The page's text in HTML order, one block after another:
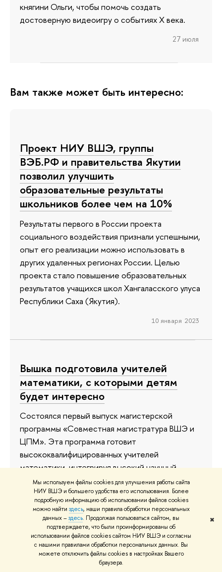
Мы используем файлы cookies для улучшения работы сайта
НИУ ВШЭ и большего удобства его использования. Более
подробную информацию об использовании файлов cookies
можно найти здесь, наши правила обработки персональных
данных –здесь. Продолжая пользоваться сайтом, вы
подтверждаете, что были проинформированы об
использовании файлов cookies сайтом НИУ ВШЭ и согласны
с нашими правилами обработки персональных данных. Вы
можете отключить файлы cookies в настройках Вашего
браузера.
✖
княгини Ольги, чтобы помочь создать
достоверную видеоигру о событиях X века.
27 июля
Вам также может быть интересно:
Проект НИУ ВШЭ, группы
ВЭБ.РФ и правительства Якутии
позволил улучшить
образовательные результаты
школьников более чем на 10%
Результаты первого в России проекта
социального воздействия признали успешными,
опыт его реализации можно использовать в
других удаленных регионах России. Целью
проекта стало повышение образовательных
результатов учащихся школ Хангаласского улуса
Республики Саха (Якутия).
10 января 2023
Вышка подготовила учителей
математики, с которыми детям
будет интересно
Состоялся первый выпуск магистерской
программы «Совместная магистратура ВШЭ и
ЦПМ». Эта программа готовит
высококвалифицированных учителей
математики, интегрируя высокий научный
потенциал факультета математики НИУ ВШЭ и
практический опыт работы Центра
педагогического мастерства в области
школьного образования.
2 июля 2019